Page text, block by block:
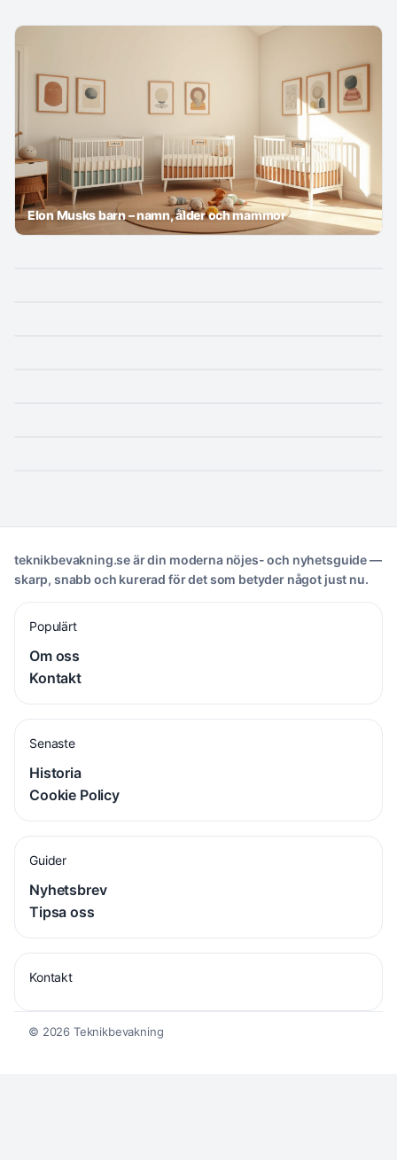
Elon Musks barn – namn, ålder och mammor
teknikbevakning.se är din moderna nöjes- och nyhetsguide —
skarp, snabb och kurerad för det som betyder något just nu.
Populärt
Om oss
Kontakt
Senaste
Historia
Cookie Policy
Guider
Nyhetsbrev
Tipsa oss
Kontakt
© 2026 Teknikbevakning